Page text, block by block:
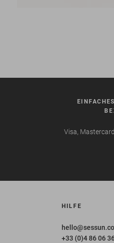
Visa,
HILFE
+33 (0)4 86 06